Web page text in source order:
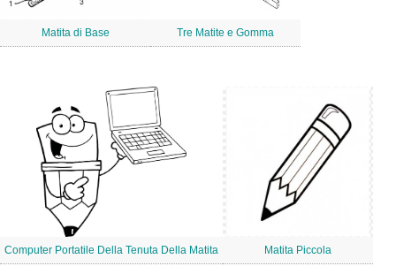
Matita di Base Tre Matite e Gomma
Computer Portatile Della Tenuta Della Matita Matita Piccola